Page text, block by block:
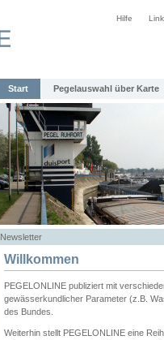
Hilfe
Start Pegelauswahl über Karte
Newsletter
Willkommen
PEGELONLINE publiziert mit
gewässerkundlicher Parameter (z.B.
des Bundes.
Weiterhin stellt PEGELONLINE eine